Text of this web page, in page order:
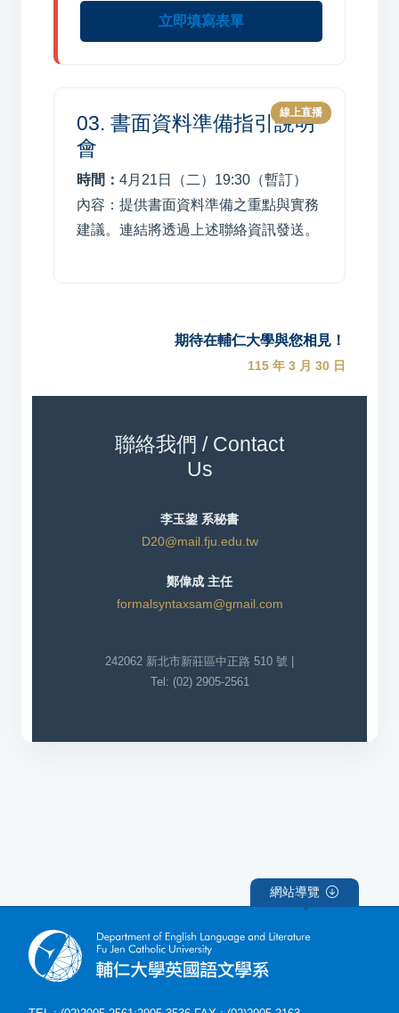
立即填寫表單
線上直播
03. 書面資料準備指引說明
會
時間： 4月21日（二）19:30（暫訂）
內容：提供書面資料準備之重點與實務
建議。連結將透過上述聯絡資訊發送。
期待在輔仁大學與您相見！
115 年 3 月 30 日
聯絡我們 / Contact
Us
李玉鋆 系秘書
D20@mail.fju.edu.tw
鄭偉成 主任
formalsyntaxsam@gmail.com
242062 新北市新莊區中正路 510 號 |
Tel: (02) 2905-2561
網站導覽